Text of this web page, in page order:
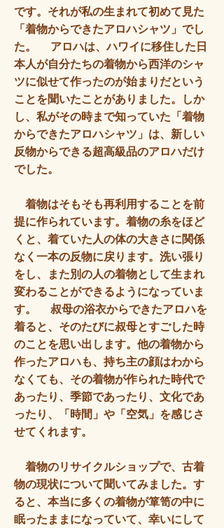
です。それが私の生まれて初めて見た
「着物からできたアロハシャツ」でし
た。 アロハは、ハワイに移住した日
本人が自分たちの着物から西洋のシャ
ツに似せて作ったのが始まりだという
ことを聞いたことがありました。しか
し、私がその時まで知っていた「着物
からできたアロハシャツ」は、新しい
反物からできる超高級品のアロハだけ
でした。
着物はそもそも再利用することを前
提に作られています。着物の糸をほど
くと、着ていた人の体の大きさに関係
なく一本の反物に戻ります。洗い張り
をし、また別の人の着物として生まれ
変わることができるようになっていま
す。 叔母の浴衣からできたアロハを
着ると、そのたびに叔母とすごした時
のことを思い出します。他の着物から
作ったアロハも、持ち主の顔はわから
なくても、その着物が作られた時代で
あったり、季節であったり、文化であ
ったり、「時間」や「空気」を感じさ
せてくれます。
着物のリサイクルショップで、古着
物の現状について聞いてみました。す
ると、本当に多くの着物が箪笥の中に
眠ったままになっていて、幸いにして